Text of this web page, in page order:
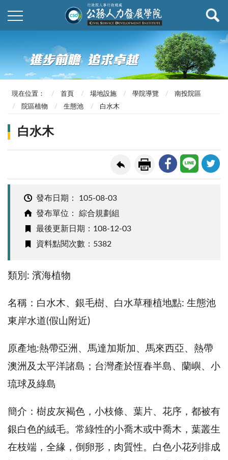
現在位置： 首頁 場地設施 學院導覽
南投院區
院區植物
生態池 白水木
白水木
發布日期： 105-08-03
發布單位： 綜合規劃組
最後更新日期：108-12-03
資料點閱次數：5382
類別: 濱海植物
名稱：白水木、銀毛樹、白水草種植地點: 生態池
東岸水道(假山附近)
原產地:熱帶亞洲、馬達加斯加、馬來西亞、熱帶
澳洲及太平洋諸島；台灣產於恆春半島、蘭嶼、小
琉球及綠島
簡介：樹皮灰褐色，小枝條、葉片、花序，都被有
銀白色的絨毛。常綠性的小喬木或中喬木，葉叢生
在枝端，全緣，倒卵形，肉質性。白色小花列排成